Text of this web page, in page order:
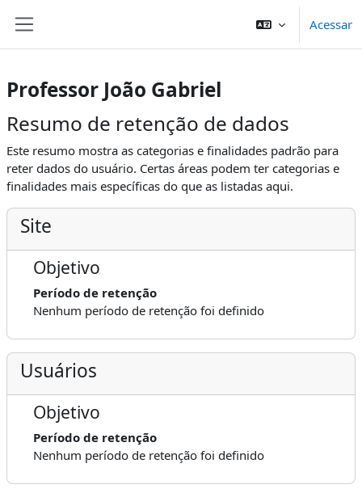
Acessar
Professor João Gabriel
Resumo de retenção de dados
Este resumo mostra as categorias e finalidades padrão para
reter dados do usuário. Certas áreas podem ter categorias e
finalidades mais específicas do que as listadas aqui.
Site
Objetivo
Período de retenção
Nenhum período de retenção foi definido
Usuários
Objetivo
Período de retenção
Nenhum período de retenção foi definido